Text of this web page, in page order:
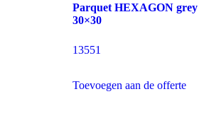
Parquet HEXAGON grey
30×30
13551
Toevoegen aan de offerte